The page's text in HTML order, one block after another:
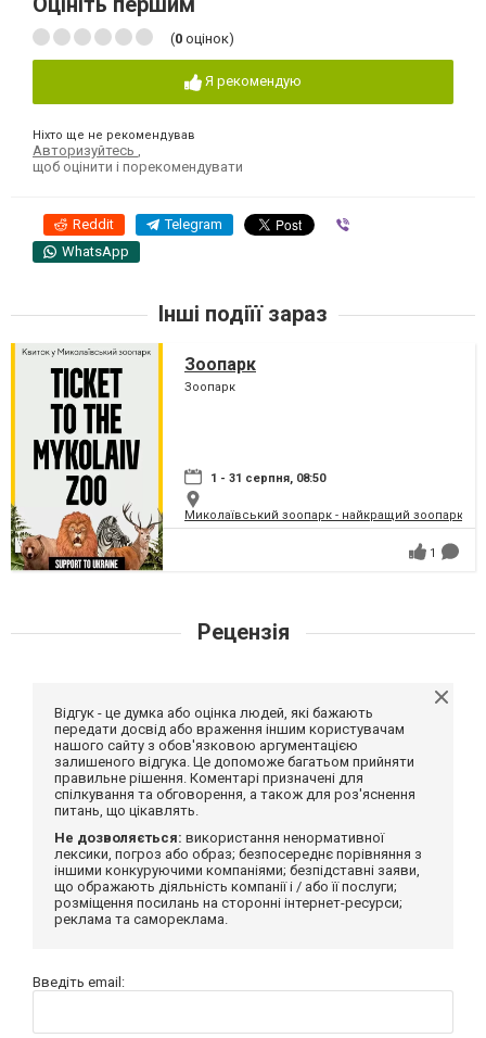
(0 оцінок)
Я рекомендую
Ніхто ще не рекомендував
Авторизуйтесь
щоб оцінити і порекомендувати
Reddit Telegram
WhatsApp
Інші подіїї зараз
Зоопарк
Зоопарк
1 - 31 серпня, 08:50
Миколаївський зоопарк - найкращий зоопарк
1
Рецензія
Відгук - це думка або оцінка людей, які бажають
передати досвід або враження іншим користувачам
нашого сайту з обов'язковою аргументацією
залишеного відгука. Це допоможе багатьом прийняти
правильне рішення. Коментарі призначені для
спілкування та обговорення, а також для роз'яснення
питань, що цікавлять.
Не дозволяється: використання ненормативної
лексики, погроз або образ; безпосереднє порівняння з
іншими конкуруючими компаніями; безпідставні заяви,
що ображають діяльність компанії і / або її послуги;
розміщення посилань на сторонні інтернет-ресурси;
реклама та самореклама.
Введіть email: